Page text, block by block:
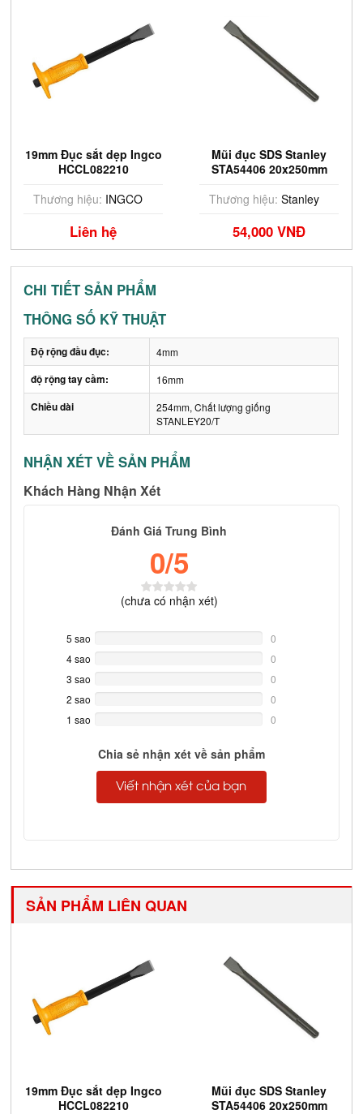
19mm Đục sắt dẹp Ingco
HCCL082210
Thương hiệu: INGCO
Liên hệ
Mũi đục SDS Stanley
STA54406 20x250mm
Thương hiệu: Stanley
54,000 VNĐ
CHI TIẾT SẢN PHẨM
THÔNG SỐ KỸ THUẬT
Độ rộng đầu đục: 4mm
độ rộng tay cầm: 16mm
Chiều dài
254mm, Chất lượng giống
STANLEY20/T
NHẬN XÉT VỀ SẢN PHẨM
Khách Hàng Nhận Xét
Đánh Giá Trung Bình
0/5
(chưa có nhận xét)
5 sao
Complete
0
4 sao
Complete
0
3 sao
Complete
0
2 sao
Complete
0
1 sao
0
Chia sẻ nhận xét về sản phẩm
Viết nhận xét của bạn
SẢN PHẨM LIÊN QUAN
19mm Đục sắt dẹp Ingco
HCCL082210
Mũi đục SDS Stanley
STA54406 20x250mm